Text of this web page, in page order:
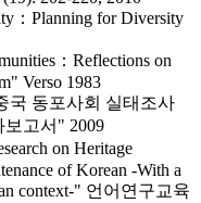
：Planning for Diversity
：Reflections on
Verso 1983
국 동포사회 실태조사
고서" 2009
on Heritage
of Korean -With a
context-" 언어연구교육